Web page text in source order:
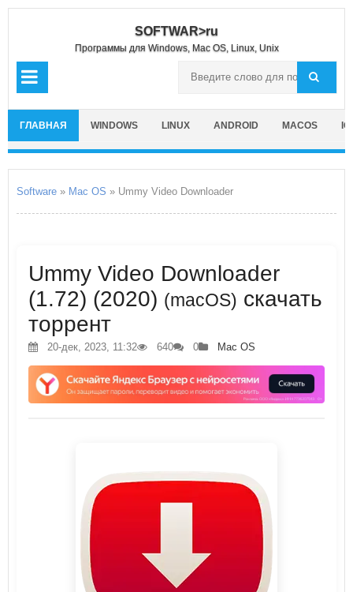
SOFTWAR>ru
Программы для Windows, Mac OS, Linux, Unix
ГЛАВНАЯ WINDOWS LINUX ANDROID MACOS
Software » Mac OS » Ummy Video Downloader
Ummy Video Downloader
(1.72) (2020) (macOS) скачать
торрент
20-дек, 2023, 11:32 640 0 Mac OS